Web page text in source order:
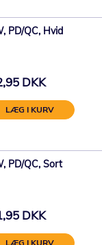
PD/QC, Hvid
DKK
LÆG I KURV
PD/QC, Sort
DKK
LÆG I KURV